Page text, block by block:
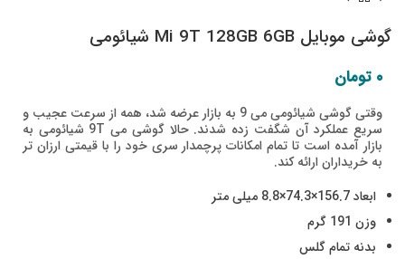
گوشی موبایل Mi 9T 128GB 6GB شیائومی
۰ تومان
وقتی گوشی شیائومی می 9 به بازار عرضه شد، همه از سرعت عجیب و
سریع عملکرد آن شگفت زده شدند. حالا گوشی می 9T شیائومی به
بازار آمده است تا تمام امکانات پرچمدار سری خود را با قیمتی ارزان تر
به خریداران ارائه کند.
ابعاد 156.7×74.3×8.8 میلی متر
وزن 191 گرم
بدنه تمام گلس